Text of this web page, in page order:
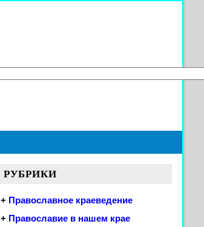
РУБРИКИ
+ Православное краеведение
+ Православие в нашем крае